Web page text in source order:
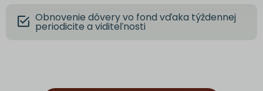
Obnovenie dôvery vo fond vďaka týždennej
periodicite a viditeľnosti